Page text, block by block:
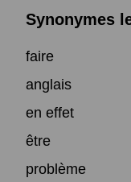
Synonymes
faire
anglais
en effet
être
problème